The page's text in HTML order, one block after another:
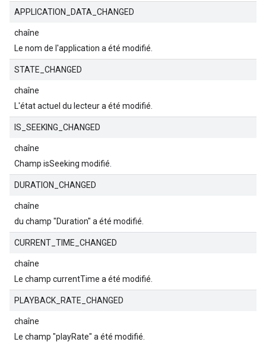
APPLICATION_DATA_CHANGED
chaîne
Le nom de l'application a été modifié.
STATE_CHANGED
chaîne
L'état actuel du lecteur a été modifié.
IS_SEEKING_CHANGED
chaîne
Champ isSeeking modifié.
DURATION_CHANGED
chaîne
du champ "Duration" a été modifié.
CURRENT_TIME_CHANGED
chaîne
Le champ currentTime a été modifié.
PLAYBACK_RATE_CHANGED
chaîne
Le champ "playRate" a été modifié.